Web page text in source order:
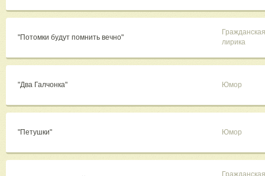
"Потомки будут помнить вечно"
Гражданская
лирика
"Два Галчонка" Юмор
"Петушки" Юмор
Гражданская